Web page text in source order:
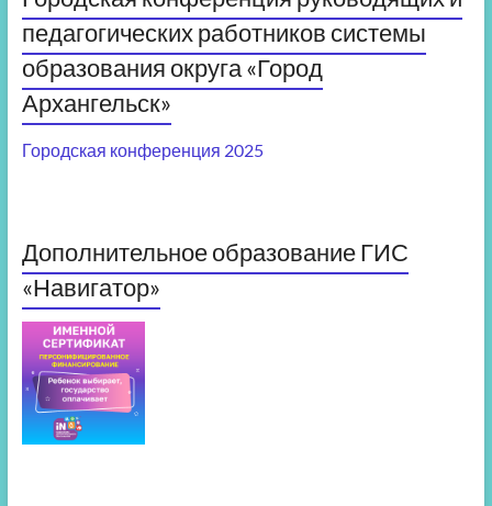
педагогических работников системы
образования округа «Город
Архангельск»
Городская конференция 2025
Дополнительное образование ГИС
«Навигатор»